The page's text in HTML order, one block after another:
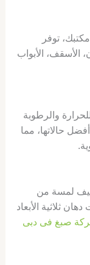
توفر
الأبواب
والرطوبة
حالاتها، مما
لمسة من
ثلاثية الأبعاد
صبغ فى دبى